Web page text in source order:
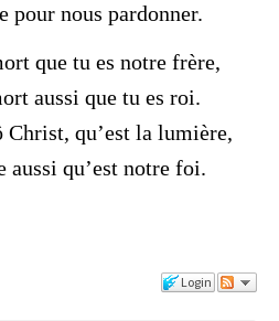
pour nous pardonner.
que tu es notre frère,
aussi que tu es roi.
Christ, qu’est la lumière,
aussi qu’est notre foi.
Login